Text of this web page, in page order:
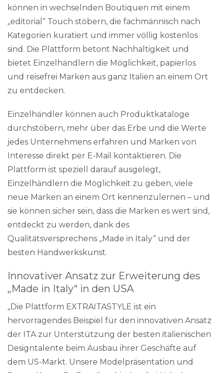
können in wechselnden Boutiquen mit einem
„editorial“ Touch stöbern, die fachmännisch nach
Kategorien kuratiert und immer völlig kostenlos
sind. Die Plattform betont Nachhaltigkeit und
bietet Einzelhändlern die Möglichkeit, papierlos
und reisefrei Marken aus ganz Italien an einem Ort
zu entdecken.
Einzelhändler können auch Produktkataloge
durchstöbern, mehr über das Erbe und die Werte
jedes Unternehmens erfahren und Marken von
Interesse direkt per E-Mail kontaktieren. Die
Plattform ist speziell darauf ausgelegt,
Einzelhändlern die Möglichkeit zu geben, viele
neue Marken an einem Ort kennenzulernen – und
sie können sicher sein, dass die Marken es wert sind,
entdeckt zu werden, dank des
Qualitätsversprechens „Made in Italy“ und der
besten Handwerkskunst.
Innovativer Ansatz zur Erweiterung des
„Made in Italy“ in den USA
„Die Plattform EXTRAITASTYLE ist ein
hervorragendes Beispiel für den innovativen Ansatz
der ITA zur Unterstützung der besten italienischen
Designtalente beim Ausbau ihrer Geschäfte auf
dem US-Markt. Unsere Modelpräsentation und